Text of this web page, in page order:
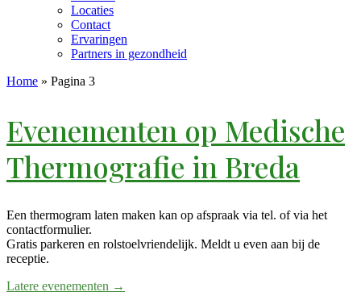
Locaties
Contact
Ervaringen
Partners in gezondheid
Home » Pagina 3
Evenementen op Medische
Thermografie in Breda
Een thermogram laten maken kan op afspraak via tel. of via het
contactformulier.
Gratis parkeren en rolstoelvriendelijk. Meldt u even aan bij de
receptie.
Latere evenementen →